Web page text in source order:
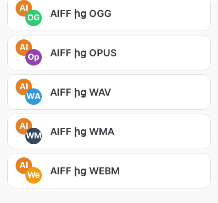
AI
OG
AIFF ից OGG
AI
Op
AIFF ից OPUS
AI
WA
AIFF ից WAV
AI
WM
AIFF ից WMA
AI
We
AIFF ից WEBM